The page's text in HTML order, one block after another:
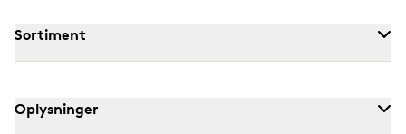
Sortiment
Oplysninger